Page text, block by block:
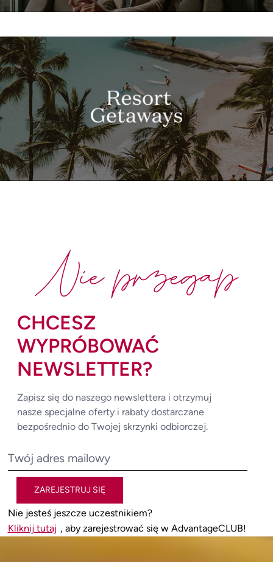
CHCESZ
WYPRÓBOWAĆ
NEWSLETTER?
Zapisz się do naszego newslettera i otrzymuj
nasze specjalne oferty i rabaty dostarczane
bezpośrednio do Twojej skrzynki odbiorczej.
ZAREJESTRUJ SIĘ
Nie jesteś jeszcze uczestnikiem?
Kliknij tutaj , aby zarejestrować się w AdvantageCLUB!
Nie przegap